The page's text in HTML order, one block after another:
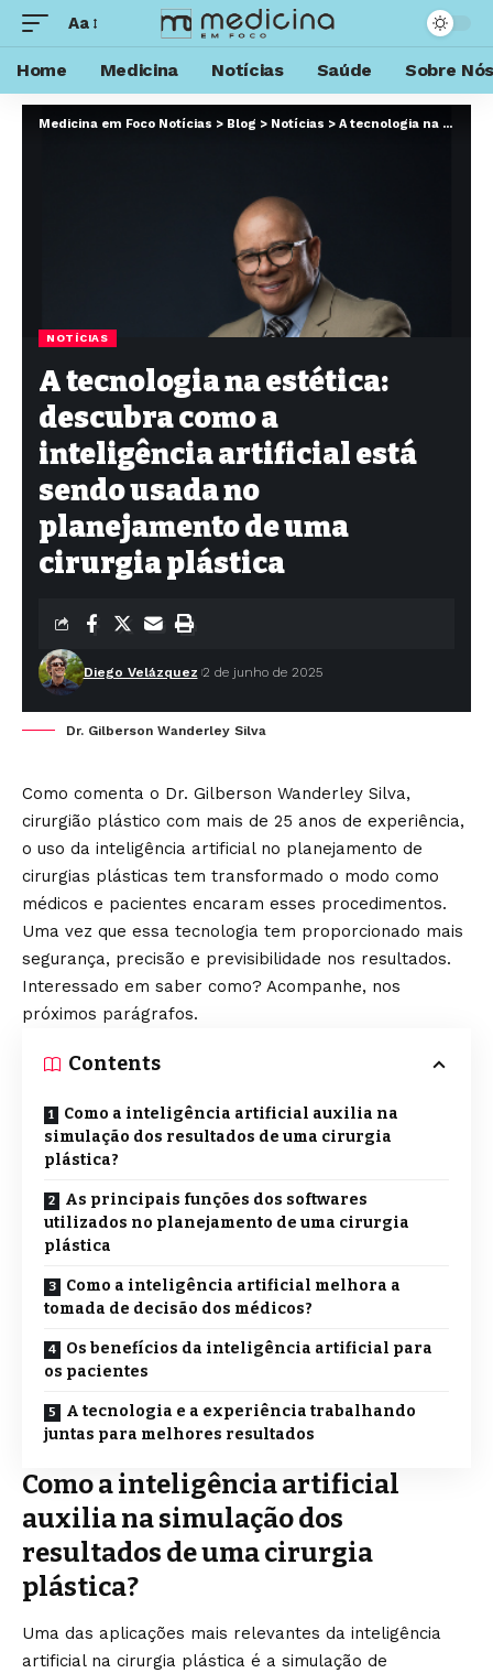
Aa
Home Medicina Notícias Saúde Sobre
Medicina em Foco Notícias > Blog > Notícias > A tecnologia na estética: descubra como a inteligência artificial está sendo usada no planejamento de uma cirurgia plástica
NOTÍCIAS
A tecnologia na estética:
descubra como a
inteligência artificial está
sendo usada no
planejamento de uma
cirurgia plástica
Diego Velázquez 2 de junho de 2025
Dr. Gilberson Wanderley Silva
Como comenta o Dr. Gilberson Wanderley Silva,
cirurgião plástico com mais de 25 anos de experiência,
o uso da inteligência artificial no planejamento de
cirurgias plásticas tem transformado o modo como
médicos e pacientes encaram esses procedimentos.
Uma vez que essa tecnologia tem proporcionado mais
segurança, precisão e previsibilidade nos resultados.
Interessado em saber como? Acompanhe, nos
próximos parágrafos.
Contents
Como a inteligência artificial auxilia na
simulação dos resultados de uma cirurgia
plástica?
As principais funções dos softwares
utilizados no planejamento de uma cirurgia
plástica
Como a inteligência artificial melhora a
tomada de decisão dos médicos?
Os benefícios da inteligência artificial para
os pacientes
A tecnologia e a experiência trabalhando
juntas para melhores resultados
Como a inteligência artificial
auxilia na simulação dos
resultados de uma cirurgia
plástica?
Uma das aplicações mais relevantes da inteligência
artificial na cirurgia plástica é a simulação de